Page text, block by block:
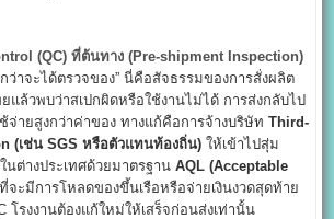
(QC)ที่ต้นทาง (Pre-shipment Inspection)
กว่าจะได้ตรวจของ” นี่คือสัจธรรมของการสั่งผลิต
แล้วพบว่าสเปกผิดหรือใช้งานไม่ได้ การส่งกลับไป
ายสูงกว่าค่าของ ทางแก้คือการจ้างบริษัทThird-
(เช่น SGSหรือตัวแทนท้องถิ่น) ให้เข้าไปสุ่ม
นต่างประเทศด้วยมาตรฐานAQL (Acceptable
จะมีการโหลดของขึ้นเรือหรือจ่ายเงินงวดสุดท้าย
โรงงานต้องแก้ใหม่ให้เสร็จก่อนส่งเท่านั้น